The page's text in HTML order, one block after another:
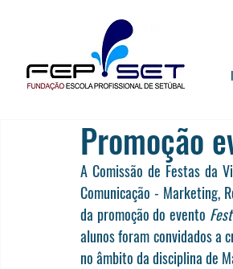
Promoção
A Comissão de Festas da
Comunicação - Marketing,
da promoção do evento
alunos foram convidados a
no âmbito da disciplina de